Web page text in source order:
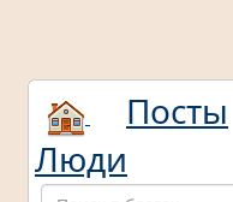
Посты
Люди